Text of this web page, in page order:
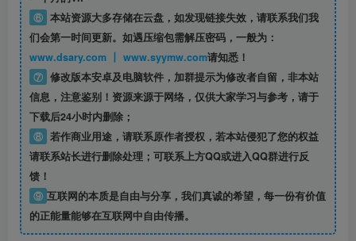
⑥ 本站资源大多存储在云盘，如发现链接失效，请联系我们我
们会第一时间更新。如遇压缩包需解压密码，一般为：
www.dsary.com 丨 www.syymw.com请知悉！
⑦ 修改版本安卓及电脑软件，加群提示为修改者自留， 非本站
信息 ，注意鉴别！资源来源于网络，仅供大家学习与参考，请于
下载后24小时内删除；
⑧ 若作商业用途，请联系原作者授权，若本站侵犯了您的权益
请联系站长进行删除处理；可联系上方QQ或进入QQ群进行反
馈！
⑨ 互联网的本质是自由与分享，我们真诚的希望，每一份有价值
的正能量能够在互联网中自由传播。